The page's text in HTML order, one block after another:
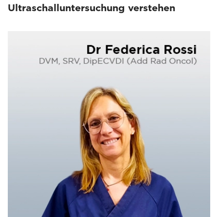
Ultraschalluntersuchung verstehen